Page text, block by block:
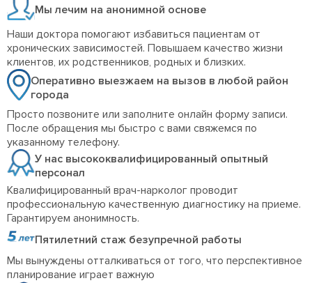
Мы лечим на анонимной основе
Наши доктора помогают избавиться пациентам от
хронических зависимостей. Повышаем качество жизни
клиентов, их родственников, родных и близких.
Оперативно выезжаем на вызов в любой район
города
Просто позвоните или заполните онлайн форму записи.
После обращения мы быстро с вами свяжемся по
указанному телефону.
У нас высококвалифицированный опытный
персонал
Квалифицированный врач-нарколог проводит
профессиональную качественную диагностику на приеме.
Гарантируем анонимность.
Пятилетний стаж безупречной работы
Мы вынуждены отталкиваться от того, что перспективное
планирование играет важную